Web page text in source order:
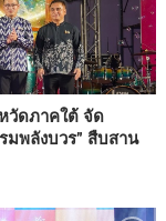
วัดภาคใต้ จัด
พลังบวร” สืบสาน